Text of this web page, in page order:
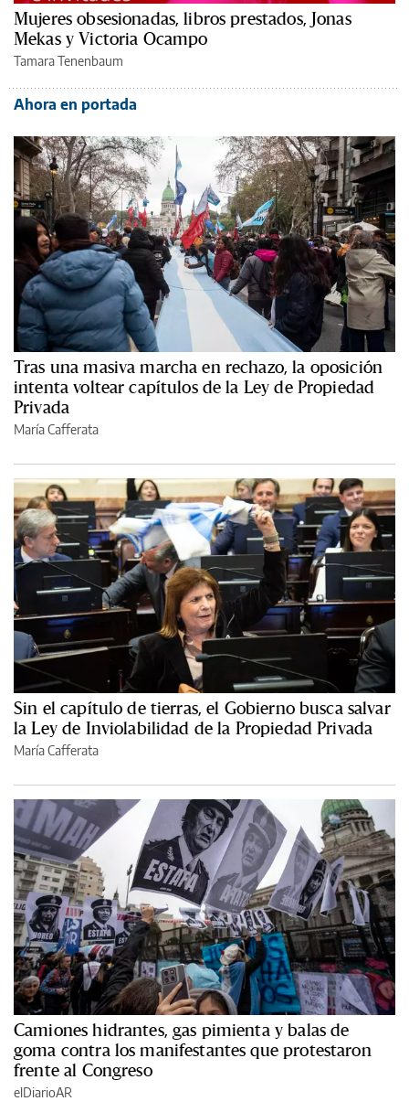
Mujeres obsesionadas, libros prestados, Jonas
Mekas y Victoria Ocampo
Tamara Tenenbaum
Ahora en portada
Tras una masiva marcha en rechazo, la oposición
intenta voltear capítulos de la Ley de Propiedad
Privada
María Cafferata
Sin el capítulo de tierras, el Gobierno busca salvar
la Ley de Inviolabilidad de la Propiedad Privada
María Cafferata
Camiones hidrantes, gas pimienta y balas de
goma contra los manifestantes que protestaron
frente al Congreso
elDiarioAR